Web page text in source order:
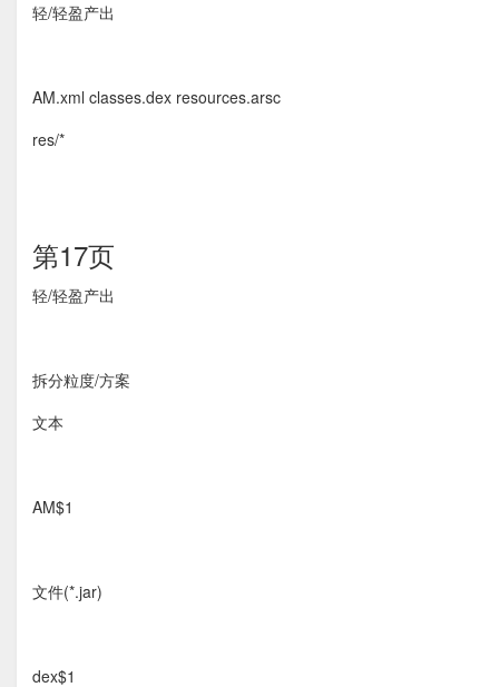
轻/轻盈产出
AM.xml classes.dex resources.arsc
res/*
第17页
轻/轻盈产出
拆分粒度/方案
文本
AM$1
文件(*.jar)
dex$1